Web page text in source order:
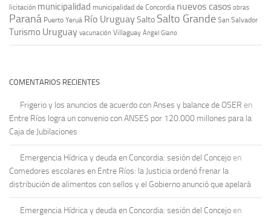
licitación municipalidad municipalidad de Concordia nuevos casos obras
Paraná Puerto Yeruá Río UruguaySalto Salto Grande San Salvador
Turismo Uruguay vacunación Villaguay Ángel Giano
COMENTARIOS RECIENTES
Frigerio y los anuncios de acuerdo con Anses y balance de OSER en
Entre Ríos logra un convenio con ANSES por 120.000 millones para la
Caja de Jubilaciones
Emergencia Hídrica y deuda en Concordia: sesión del Concejo en
Comedores escolares en Entre Ríos: la Justicia ordenó frenar la
distribución de alimentos con sellos y el Gobierno anunció que apelará
Emergencia Hídrica y deuda en Concordia: sesión del Concejo en